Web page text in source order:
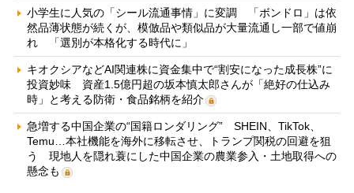
小学生に人気の「シール流通事情」に変調 「ボンドロ」は依
然品薄状態が続くが、模倣品や類似品が大量流通し一部で値崩
れ 「選別が本格化する時代に」
キオクシアなどAI関連株に資金集中で“割安になった成長株”に
投資妙味 資産1.5億円超の坂本慎太郎さんが「絶好の仕込み
時」と考える防衛・食品銘柄を紹介
急増する中国企業の“国籍ロンダリング” SHEIN、TikTok、
Temu…本社機能を海外に移転させ、トランプ関税の回避を狙
う 現地人を隠れ蓑にした中国企業の農業参入・土地取得への
懸念も